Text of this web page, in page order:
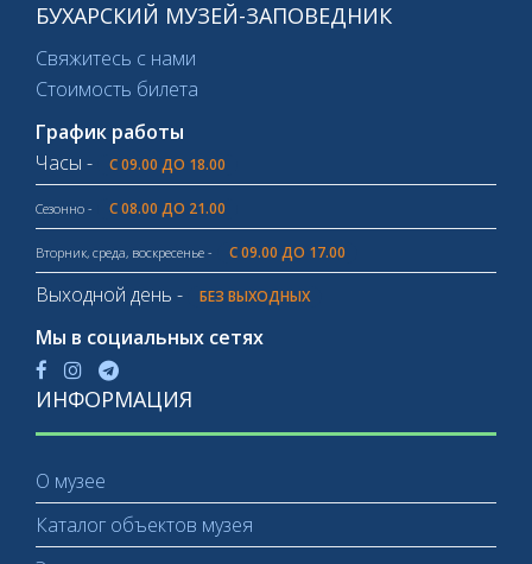
БУХАРСКИЙ МУЗЕЙ-ЗАПОВЕДНИК
Свяжитесь с нами
Стоимость билета
График работы
Часы -
С 09.00 ДО 18.00
Сезонно - С 08.00 ДО 21.00
Вторник, среда, воскресенье - С 09.00 ДО 17.00
Выходной день - БЕЗ ВЫХОДНЫХ
Мы в социальных сетях
ИНФОРМАЦИЯ
О музее
Каталог объектов музея